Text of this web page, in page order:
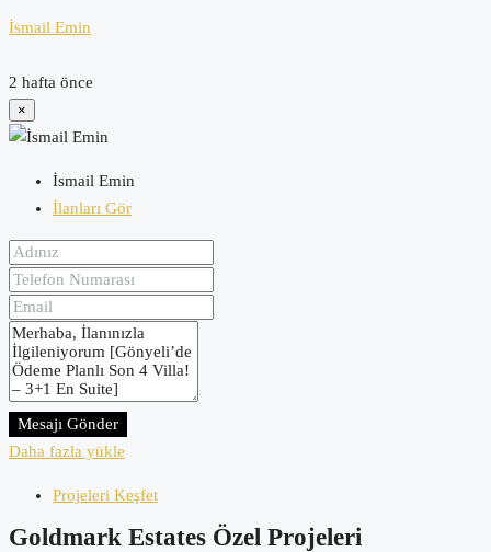
İsmail Emin
2 hafta önce
×
İsmail Emin
İlanları Gör
Mesajı Gönder
Daha fazla yükle
Projeleri Keşfet
Goldmark Estates Özel Projeleri